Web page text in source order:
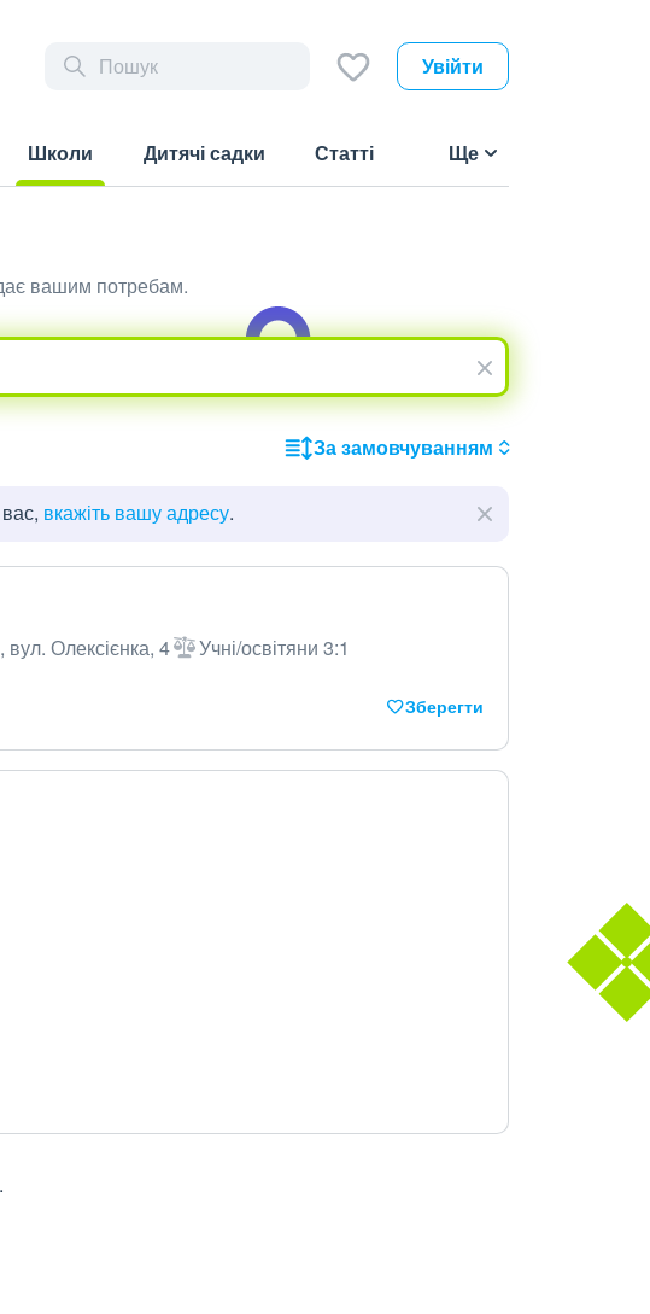
Увійти
Школи
Дитячі садки Статті Ще
вашим потребам.
За замовчуванням
вкажіть вашу адресу.
вул. Олексієнка, 4 Учні/освітяни 3:1
Зберегти
.